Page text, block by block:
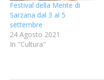
Festival della Mente di
Sarzana dal 3 al 5
settembre
24 Agosto 2021
In "Cultura"